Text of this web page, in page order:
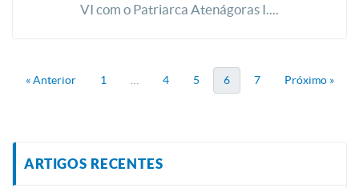
VI com o Patriarca Atenágoras I....
« Anterior 1 4 5 6 7 Próximo »
ARTIGOS RECENTES